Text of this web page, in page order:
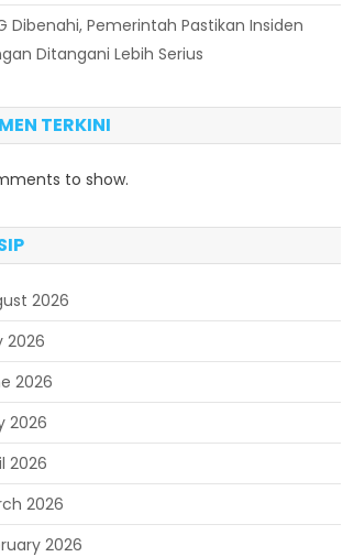
Dibenahi, Pemerintah Pastikan Insiden
Ditangani Lebih Serius
TERKINI
to show.
2026
2026
2026
2026
2026
2026
2026